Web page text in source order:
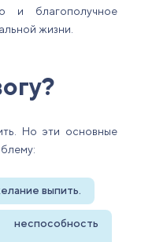
и благополучное
жизни.
Но эти основные
выпить.